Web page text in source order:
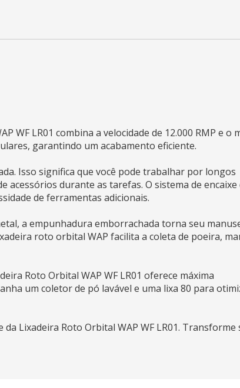
WF LR01 combina a velocidade de 12.000 RMP e o
garantindo um acabamento eficiente.
Isso significa que você pode trabalhar por longos
acessórios durante as tarefas. O sistema de encaixe
de ferramentas adicionais.
a empunhadura emborrachada torna seu
roto orbital WAP facilita a coleta de poeira,
Roto Orbital WAP WF LR01 oferece máxima
um coletor de pó lavável e uma lixa 80 para
Lixadeira Roto Orbital WAP WF LR01. Transforme